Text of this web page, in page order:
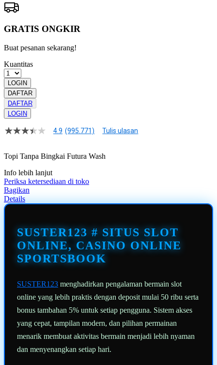
GRATIS ONGKIR
Buat pesanan sekarang!
Kuantitas
LOGIN
DAFTAR
DAFTAR
LOGIN
4.9
bintang,
rating
rata-
rata.
Read
13
Reviews.
halaman
yang
sama.
4.9 (995.771) Tulis ulasan
Topi Tanpa Bingkai Futura Wash
Info lebih lanjut
Periksa ketersediaan di toko
Bagikan
Details
SUSTER123 # SITUS SLOT
ONLINE, CASINO ONLINE
SPORTSBOOK
SUSTER123 menghadirkan pengalaman bermain slot
online yang lebih praktis dengan deposit mulai 50 ribu serta
bonus tambahan 5% untuk setiap pengguna. Sistem akses
yang cepat, tampilan modern, dan pilihan permainan
menarik membuat aktivitas bermain menjadi lebih nyaman
dan menyenangkan setiap hari.